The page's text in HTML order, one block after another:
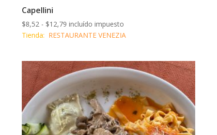
Capellini
$8,52 - $12,79Rango
de
$8,52
hasta
incluído impuesto
Tienda: RESTAURANTE VENEZIA